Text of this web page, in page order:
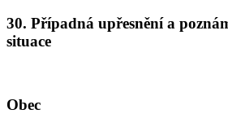
30. Případná upřesnění a
situace
Obec